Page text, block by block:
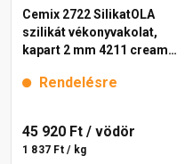
Cemix 2722 SilikatOLA
szilikát vékonyvakolat,
kapart 2 mm 4211 cream
Rendelésre
45 920 Ft / vödör
1 837 Ft / kg